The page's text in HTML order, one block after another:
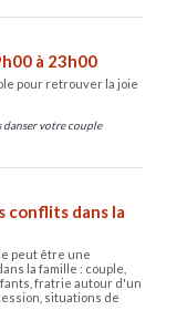
à 23h00
pour retrouver la joie
danser votre couple
conflits dans la
peut être une
la famille : couple,
fratrie autour d'un
situations de